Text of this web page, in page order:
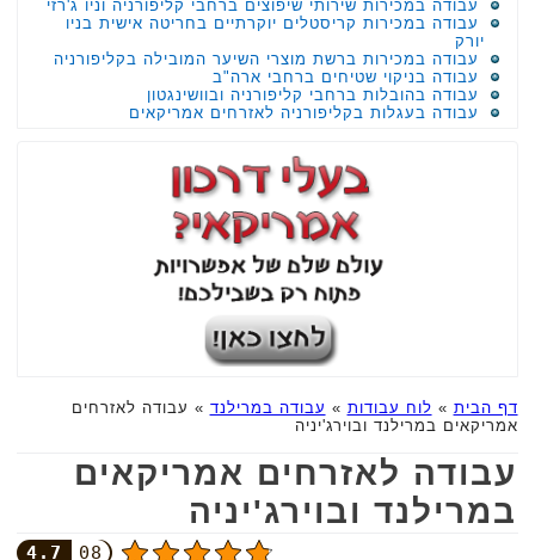
עבודה במכירות שירותי שיפוצים ברחבי קליפורניה וניו ג'רזי
עבודה במכירות קריסטלים יוקרתיים בחריטה אישית בניו
יורק
עבודה במכירות ברשת מוצרי השיער המובילה בקליפורניה
עבודה בניקוי שטיחים ברחבי ארה"ב
עבודה בהובלות ברחבי קליפורניה ובוושינגטון
עבודה בעגלות בקליפורניה לאזרחים אמריקאים
דף הבית » לוח עבודות » עבודה במרילנד » עבודה לאזרחים
אמריקאים במרילנד ובוירג'יניה
עבודה לאזרחים אמריקאים
במרילנד ובוירג'יניה
4.7 08